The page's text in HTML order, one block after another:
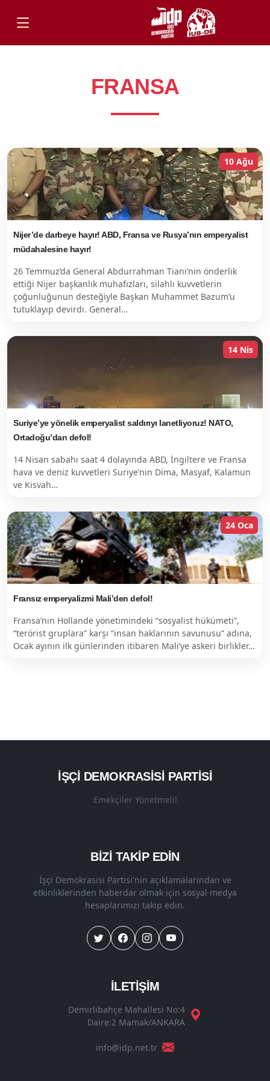
FRANSA
10 Ağu
Nijer’de darbeye hayır! ABD, Fransa ve Rusya’nın emperyalist
müdahalesine hayır!
26 Temmuz’da General Abdurrahman Tiani’nin önderlik
ettiği Nijer başkanlık muhafızları, silahlı kuvvetlerin
çoğunluğunun desteğiyle Başkan Muhammet Bazum’u
tutuklayıp devirdi. General…
14 Nis
Suriye’ye yönelik emperyalist saldırıyı lanetliyoruz! NATO,
Ortadoğu’dan defol!
14 Nisan sabahı saat 4 dolayında ABD, İngiltere ve Fransa
hava ve deniz kuvvetleri Suriye’nin Dima, Masyaf, Kalamun
ve Kisvah…
24 Oca
Fransız emperyalizmi Mali’den defol!
Fransa’nın Hollande yönetimindeki “sosyalist hükümeti”,
“terörist gruplara” karşı “insan haklarının savunusu” adına,
Ocak ayının ilk günlerinden itibaren Mali’ye askeri birlikler…
İŞÇI DEMOKRASISI PARTISI
Emekçiler Yönetmeli!
BİZİ TAKİP EDİN
İşçi Demokrasisi Partisi'nin açıklamalarından ve
etkinliklerinden haberdar olmak için sosyal medya
hesaplarımızı takip edin.
İLETİŞİM
Demirlibahçe Mahallesi No:4
Daire:2 Mamak/ANKARA
info@idp.net.tr